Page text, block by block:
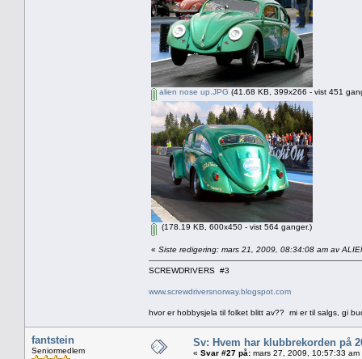
alien nose up.JPG (41.68 KB, 399x266 - vist 451
(178.19 KB, 600x450 - vist 564 ganger.)
« Siste redigering: mars 21, 2009, 08:34:08 am av
SCREWDRIVERS #3
www.screwdriversnorway.blogspot.com
hvor er hobbysjela til folket blitt av?? mi er til salgs, gi
fantstein
Seniormedlem
Sv: Hvem har klubbrekorden på
« Svar #27 på: mars 27, 2009, 10:57:33 am